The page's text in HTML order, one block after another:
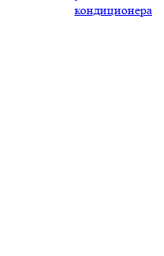
кондиционера